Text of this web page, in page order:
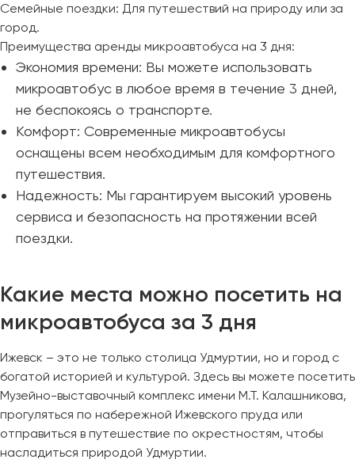
Семейные поездки: Для путешествий на природу или за
город.
Преимущества аренды микроавтобуса на 3 дня:
Экономия времени: Вы можете использовать
микроавтобус в любое время в течение 3 дней,
не беспокоясь о транспорте.
Комфорт: Современные микроавтобусы
оснащены всем необходимым для комфортного
путешествия.
Надежность: Мы гарантируем высокий уровень
сервиса и безопасность на протяжении всей
поездки.
Какие места можно посетить на
микроавтобуса за 3 дня
Ижевск – это не только столица Удмуртии, но и город с
богатой историей и культурой. Здесь вы можете посетить
Музейно-выставочный комплекс имени М.Т. Калашникова,
прогуляться по набережной Ижевского пруда или
отправиться в путешествие по окрестностям, чтобы
насладиться природой Удмуртии.